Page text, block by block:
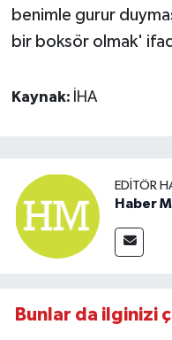
benimle gurur
bir boksör olmak'
Kaynak: İHA
EDITÖR
Haber
Bunlar da ilginizi